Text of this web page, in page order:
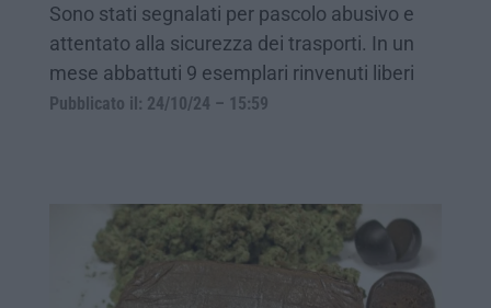
Sono stati segnalati per pascolo abusivo e
attentato alla sicurezza dei trasporti. In un
mese abbattuti 9 esemplari rinvenuti liberi
Pubblicato il: 24/10/24 – 15:59